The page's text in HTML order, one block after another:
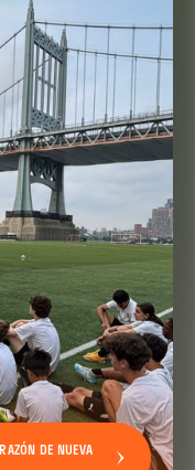
DE NUEVA